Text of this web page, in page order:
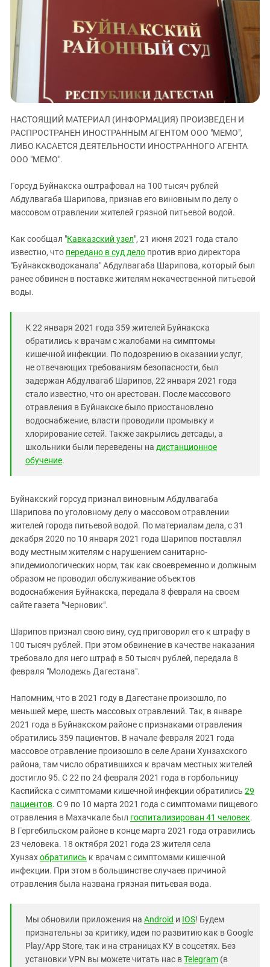
ИНАКОМЫСЛИЕ В ЧЕЧНЕ
ПРЕСЛЕДОВАНИЕ АКТИВИСТОВ
Дагестан
Ингушетия
Кабардино-Балкария
Калмыкия
Карачаево-Черкесия
Краснодарский край
Нагорный Карабах
Российская Федерация
Ростовская область
СКФО
Ставропольский край
Южная Осетия
Южный Кавказ
ЮФО
НАСТОЯЩИЙ МАТЕРИАЛ (ИНФОРМАЦИЯ) ПРОИЗВЕДЕН И
РАСПРОСТРАНЕН ИНОСТРАННЫМ АГЕНТОМ ООО "МЕМО",
ЛИБО КАСАЕТСЯ ДЕЯТЕЛЬНОСТИ ИНОСТРАННОГО АГЕНТА
ООО "МЕМО".
Горсуд Буйнакска оштрафовал на 100 тысяч рублей
Абдулвагаба Шарипова, признав его виновным по делу о
массовом отравлении жителей грязной питьевой водой.
Как сообщал "Кавказский узел", 21 июня 2021 года стало
известно, что передано в суд дело против врио директора
"Буйнакскводоканала" Абдулвагаба Шарипова, который был
ранее обвинен в поставке жителям некачественной питьевой
воды.
К 22 января 2021 года 359 жителей Буйнакска
обратились к врачам с жалобами на симптомы
кишечной инфекции. По подозрению в оказании услуг,
не отвечающих требованиям безопасности, был
задержан Абдулвагаб Шарипов, 22 января 2021 года
стало известно, что он арестован. После массового
отравления в Буйнакске было приостановлено
водоснабжение, власти проводили промывку и
хлорирование сетей. Также закрылись детсады, а
школьники были переведены на дистанционное
обучение.
Буйнакский горсуд признал виновным Абдулвагаба
Шарипова по уголовному делу о массовом отравлении
жителей города питьевой водой. По материалам дела, с 31
декабря 2020 по 10 января 2021 года Шарипов поставлял
воду местным жителям с нарушением санитарно-
эпидемиологических норм, так как своевременно и должным
образом не проводил обслуживание объектов
водоснабжения Буйнакска, передала 8 февраля на своем
сайте газета "Черновик".
Шарипов признал свою вину, суд приговорил его к штрафу в
100 тысяч рублей. При этом обвинение в качестве наказания
требовало для него штраф в 50 тысяч рублей, передала 8
февраля "Молодежь Дагестана".
Напомним, что в 2021 году в Дагестане произошло, по
меньшей мере, шесть массовых отравлений. Так, в январе
2021 года в Буйнакском районе с признаками отравления
обратились 359 пациентов. В начале февраля 2021 года
массовое отравление произошло в селе Арани Хунзахского
района, там число обратившихся к врачам местных жителей
достигло 95. С 22 по 24 февраля 2021 года в горбольницу
Каспийска с симптомами кишечной инфекции обратились 29
пациентов. С 9 по 10 марта 2021 года с симптомами пищевого
отравления в Махачкале был госпитализирован 41 человек.
В Гергебильском районе в конце марта 2021 года отравились
23 человека. 18 октября 2021 года 23 жителя села
Хунзахобратились к врачам с симптомами кишечной
инфекции. При этом в большинстве случаев причиной
отравления была названа грязная питьевая вода.
Мы обновили приложения на Android и IOS! Будем
признательны за критику, идеи по развитию как в Google
Play/App Store, так и на страницах КУ в соцсетях. Без
установки VPN вы можете читать нас вTelegram (в